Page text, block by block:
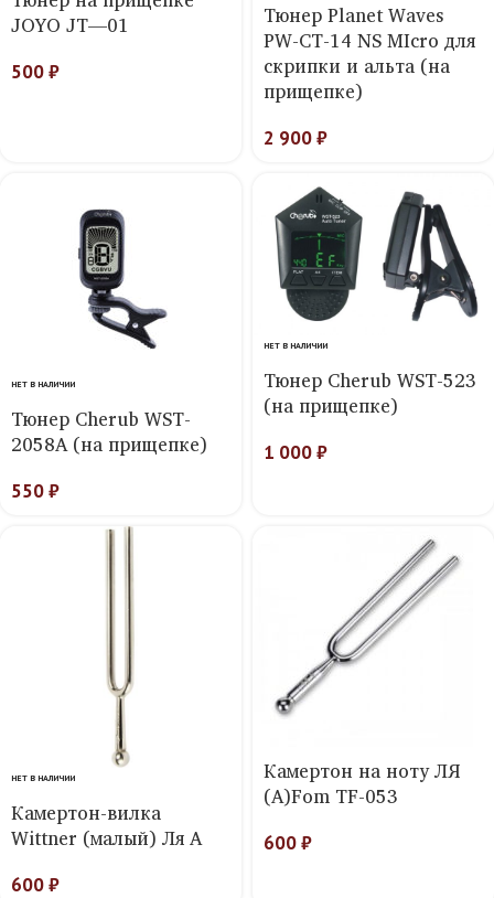
JOYO JT—01
500₽
Тюнер Planet Waves
PW-CT-14 NS MIcro для
скрипки и альта (на
прищепке)
2 900₽
НЕТ В НАЛИЧИИ
Тюнер Cherub WST-
2058A (на прищепке)
550₽
НЕТ В НАЛИЧИИ
Тюнер Cherub WST-523
(на прищепке)
1 000₽
НЕТ В НАЛИЧИИ
Камертон-вилка
Wittner (малый) Ля A
600₽
Камертон на ноту ЛЯ
(A)Fom TF-053
600₽